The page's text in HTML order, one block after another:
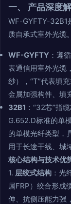
一、 产品深度
WF-GYFTY-32B1
质自承式室外光缆
WF-GYFTY ：遵
表通信用室外光缆
纱），“T”代表填
金属加强构件、填
32B1 ：“32芯”指
G.652.D标准的单
的单模光纤类型，
用于长途干线、城
核心结构与技术优
1. 层绞式结构 ：光
属FRP）绞合形成
伸、抗侧压能力强